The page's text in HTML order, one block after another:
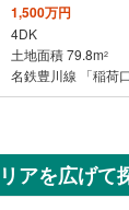
1,500万円
4DK
土地面積 79.8m2
名鉄豊川線 「稲荷
豊川市諏訪2丁目
1,500万円
4DK
アを広げて